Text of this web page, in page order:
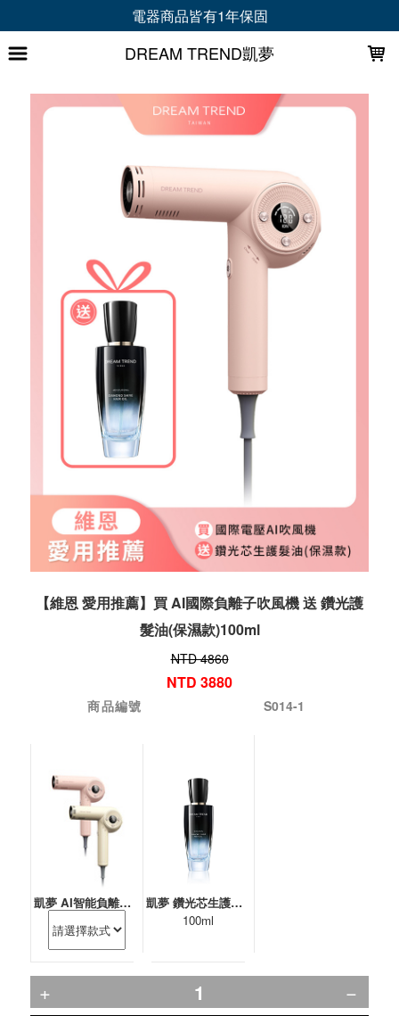
DREAM TREND凱夢
電器商品皆有1年保固
【維恩 愛用推薦】買 AI國際負離子吹風機 送 鑽光護
髮油(保濕款)100ml
NTD 4860
NTD 3880
商品編號 S014-1
凱夢 AI智能負離子吹風機(國際電壓)
凱夢 鑽光芯生護髮油(保濕)
100ml